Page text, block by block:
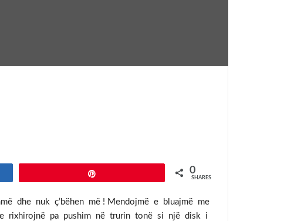
0
SHARES
dhe nuk ç’bëhen më ! Mendojmë e bluajmë me
rixhirojnë pa pushim në trurin tonë si një disk i